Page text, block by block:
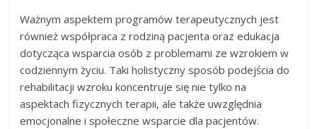
Ważnym aspektem programów terapeutycznych jest
również współpraca z rodziną pacjenta oraz edukacja
dotycząca wsparcia osób z problemami ze wzrokiem w
codziennym życiu. Taki holistyczny sposób podejścia do
rehabilitacji wzroku koncentruje się nie tylko na
aspektach fizycznych terapii, ale także uwzględnia
emocjonalne i społeczne wsparcie dla pacjentów.